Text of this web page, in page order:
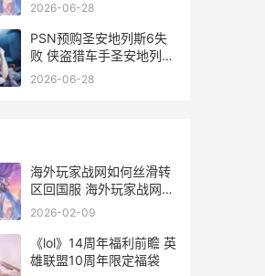
2026-06-28
PSN预购圣安地列斯6失
败 侠盗猎车手圣安地列斯
psv
2026-06-28
海外玩家战网如何丝滑转
区回国服 海外玩家战网如
何充值
2026-02-09
《lol》14周年福利前瞻 英
雄联盟10周年限定福袋